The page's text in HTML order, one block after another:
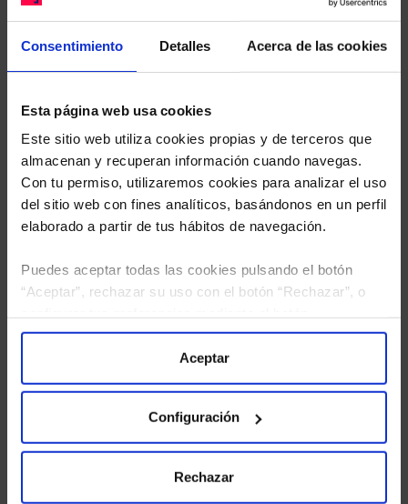
Consentimiento Detalles Acerca de las cookies
Esta página web usa cookies
Este sitio web utiliza cookies propias y de terceros que
almacenan y recuperan información cuando navegas.
Con tu permiso, utilizaremos cookies para analizar el uso
del sitio web con fines analíticos, basándonos en un perfil
elaborado a partir de tus hábitos de navegación.
Puedes aceptar todas las cookies pulsando el botón
“Aceptar”, rechazar su uso con el botón “Rechazar”, o
“Configuración”. Consulta nuestraPolítica
para más información.
Aceptar
Configuración
Rechazar
sus Fondos y nuestros expertos le enviarán un
estudio gratuito de sus alternativas de Clases
He leídola política de privacidady consiento el